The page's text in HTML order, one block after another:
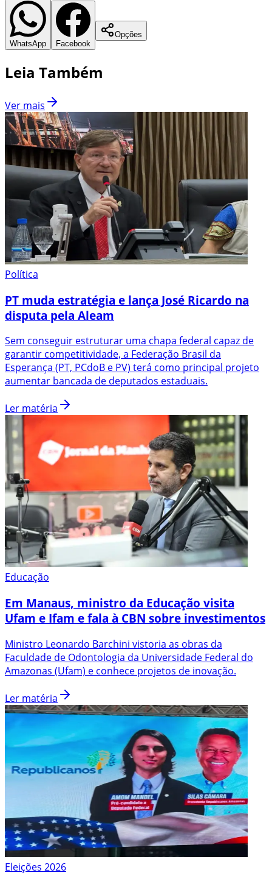
WhatsApp Facebook
Opções
Leia Também
Ver mais
Política
PT muda estratégia e lança José Ricardo na
disputa pela Aleam
Sem conseguir estruturar uma chapa federal capaz de
garantir competitividade, a Federação Brasil da
Esperança (PT, PCdoB e PV) terá como principal projeto
aumentar bancada de deputados estaduais.
Ler matéria
Educação
Em Manaus, ministro da Educação visita
Ufam e Ifam e fala à CBN sobre investimentos
Ministro Leonardo Barchini vistoria as obras da
Faculdade de Odontologia da Universidade Federal do
Amazonas (Ufam) e conhece projetos de inovação.
Ler matéria
Eleições 2026